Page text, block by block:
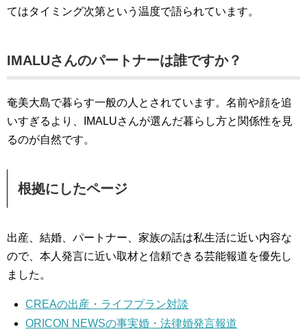
てはタイミング次第という温度で語られています。
IMALUさんのパートナーは誰ですか？
奄美大島で暮らす一般の人とされています。名前や顔を追
いすぎるより、IMALUさんが選んだ暮らし方と関係性を見
るのが自然です。
根拠にしたページ
出産、結婚、パートナー、家族の話は私生活に近い内容な
ので、本人発言に近い取材と信頼できる芸能報道を優先し
ました。
CREAの出産・ライフプラン対談
ORICON NEWSの事実婚・法律婚発言報道